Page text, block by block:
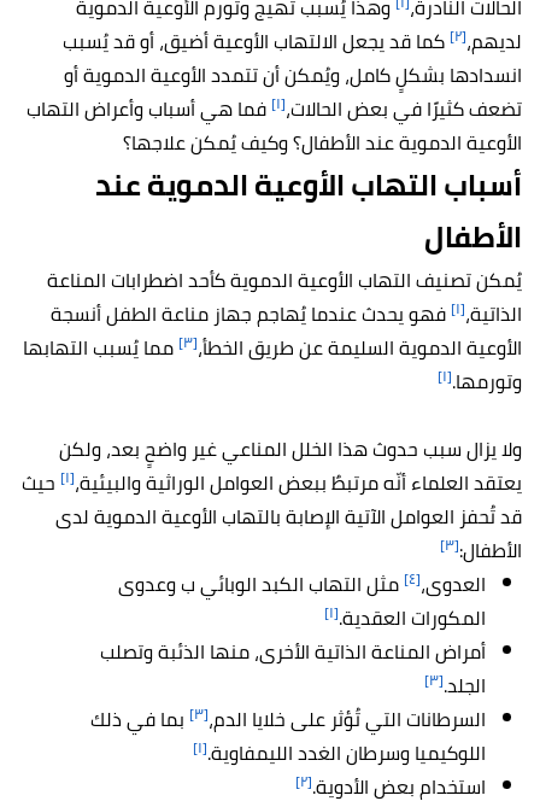
الحالات النادرة، وهذا يُسبب تهيج وتورم الأوعية الدموية
لديهم،[٢]
كما قد يجعل الالتهاب الأوعية أضيق، أو قد يُسبب
انسدادها بشكلٍ كامل، ويُمكن أن تتمدد الأوعية الدموية أو
تضعف كثيرًا في بعض الحالات،[١] فما هي أسباب وأعراض التهاب
الأوعية الدموية عند الأطفال؟ وكيف يُمكن علاجها؟
أسباب التهاب الأوعية الدموية عند
الأطفال
يُمكن تصنيف التهاب الأوعية الدموية كأحد اضطرابات المناعة
الذاتية،[١] فهو يحدث عندما يُهاجم جهاز مناعة الطفل أنسجة
الأوعية الدموية السليمة عن طريق الخطأ،[٣]
مما يُسبب التهابها
وتورمها.[١]
ولا يزال سبب حدوث هذا الخلل المناعي غير واضحٍ بعد، ولكن
يعتقد العلماء أنّه مرتبطٌ ببعض العوامل الوراثية والبيئية،[١] حيث
قد تُحفز العوامل الآتية الإصابة بالتهاب الأوعية الدموية لدى
الأطفال:[٣]
العدوى،[٤]
مثل التهاب الكبد الوبائي ب وعدوى
المكورات العقدية.[١]
أمراض المناعة الذاتية الأخرى، منها الذئبة وتصلب
الجلد.[٣]
السرطانات التي تُؤثر على خلايا الدم،[٣]
بما في ذلك
اللوكيميا وسرطان الغدد الليمفاوية.[١]
استخدام بعض الأدوية.[٢]